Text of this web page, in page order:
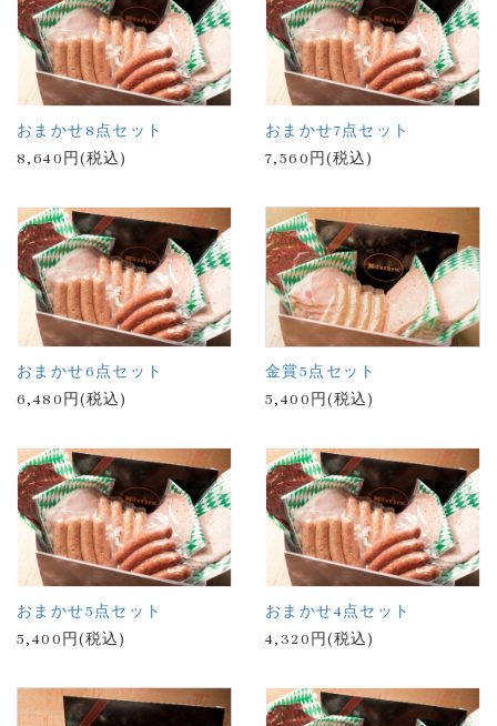
おまかせ8点セット
8,640円(税込)
おまかせ7点セット
7,560円(税込)
おまかせ6点セット
6,480円(税込)
金賞5点セット
5,400円(税込)
おまかせ5点セット
5,400円(税込)
おまかせ4点セット
4,320円(税込)